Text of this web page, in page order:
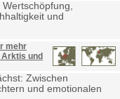
und
mehr
Arktis und
Zwischen
und emotionalen